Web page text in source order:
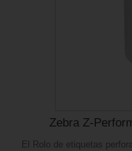
Zebra Z-
El Rolo de etiquetas